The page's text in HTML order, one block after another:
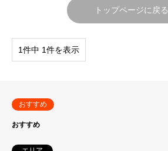
トップページに戻る
1件中 1件を表示
おすすめ
おすすめ